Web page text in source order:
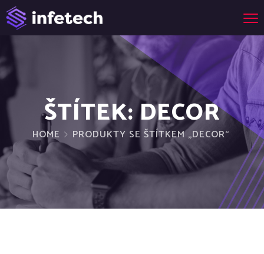
ŠTÍTEK:DECOR
HOME PRODUKTY SE ŠTÍTKEM „DECOR“